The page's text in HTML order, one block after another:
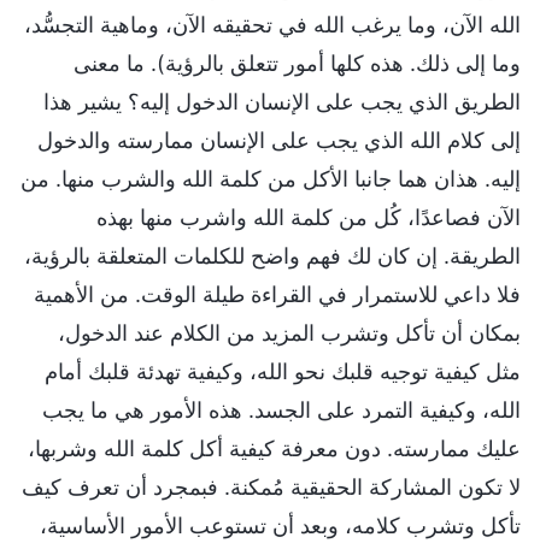
الله الآن، وما يرغب الله في تحقيقه الآن، وماهية التجسُّد،
وما إلى ذلك. هذه كلها أمور تتعلق بالرؤية). ما معنى
الطريق الذي يجب على الإنسان الدخول إليه؟ يشير هذا
إلى كلام الله الذي يجب على الإنسان ممارسته والدخول
إليه. هذان هما جانبا الأكل من كلمة الله والشرب منها. من
الآن فصاعدًا، كُل من كلمة الله واشرب منها بهذه
الطريقة. إن كان لك فهم واضح للكلمات المتعلقة بالرؤية،
فلا داعي للاستمرار في القراءة طيلة الوقت. من الأهمية
بمكان أن تأكل وتشرب المزيد من الكلام عند الدخول،
مثل كيفية توجيه قلبك نحو الله، وكيفية تهدئة قلبك أمام
الله، وكيفية التمرد على الجسد. هذه الأمور هي ما يجب
عليك ممارسته. دون معرفة كيفية أكل كلمة الله وشربها،
لا تكون المشاركة الحقيقية مُمكنة. فبمجرد أن تعرف كيف
تأكل وتشرب كلامه، وبعد أن تستوعب الأمور الأساسية،